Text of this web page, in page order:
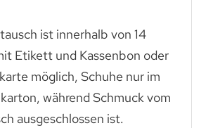
ist innerhalb von 14
Etikett und Kassenbon oder
möglich, Schuhe nur im
während Schmuck vom
ausgeschlossen ist.